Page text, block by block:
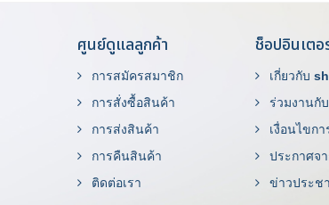
ศูนย์ดูแลลูกค้า
การสมัครสมาชิก
การสั่งซื้อสินค้า
การส่งสินค้า
การคืนสินค้า
ติดต่อเรา
ช็อปอินเตอ
เกี่ยวกับ
ร่วมงานกับ
เงื่อนไขก
ประกาศจ
ข่าวประช